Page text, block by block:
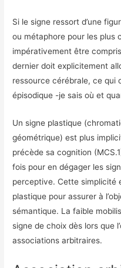
Si le signe ressort d’une
ou métaphore pour les plus
impérativement être
dernier doit explicitement
ressource cérébrale, ce qui
épisodique -je sais où et
Un signe plastique
géométrique) est plus
précède sa cognition
fois pour en dégager les
perceptive. Cette simplicité
plastique pour assurer à
sémantique. La faible
signe de choix dès lors que
associations arbitraires.